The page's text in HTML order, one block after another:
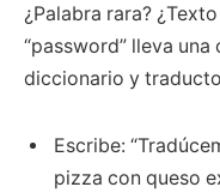
¿Palabra rara?
“password” lleva una
diccionario y
Escribe:
pizza con queso